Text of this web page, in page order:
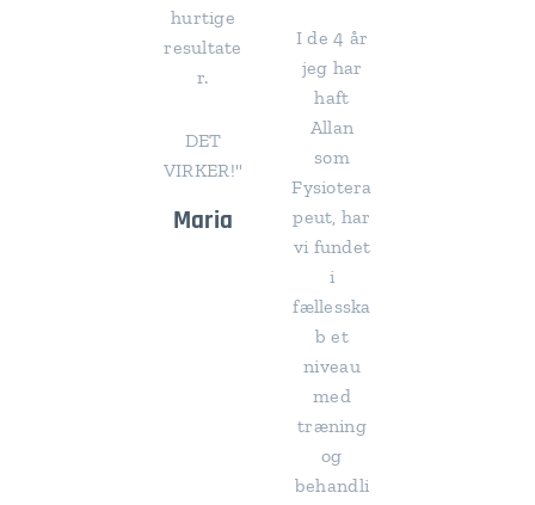
hurtige
resultate
r.
DET
VIRKER!"
Maria
I de 4 år
jeg har
haft
Allan
som
Fysiotera
peut, har
vi fundet
i
fællesska
b et
niveau
med
træning
og
behandli